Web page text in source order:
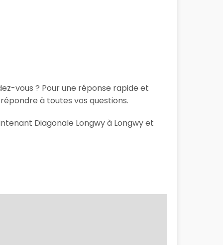
vous ? Pour une réponse rapide et
à toutes vos questions.
Diagonale Longwy à Longwy et